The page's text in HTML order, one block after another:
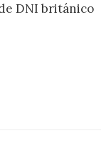
DNI británico